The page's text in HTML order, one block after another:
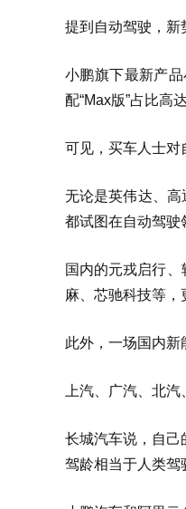
提到自动驾驶，新
小鹏旗下最新产
配“Max版”占比高
可见，买车人士对
无论是英伟达、
都试图在自动驾驶
国内的元戎启行
麻、芯驰科技等，
此外，一场国内新
上汽、广汽、北
长城汽车说，自己
驾龄相当于人类驾